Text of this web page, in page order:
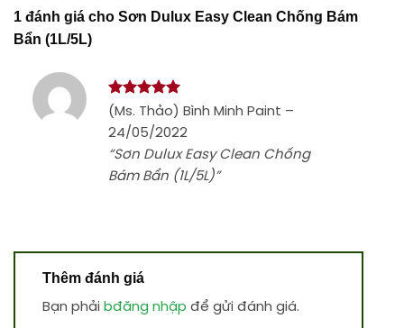
1 đánh giá cho Sơn Dulux Easy Clean Chống Bám
Bẩn (1L/5L)
Được xếp
hạng
5
sao
(Ms. Thảo) Bình Minh Paint –
24/05/2022
“Sơn Dulux Easy Clean Chống
Bám Bẩn (1L/5L)”
Thêm đánh giá
Bạn phải bđăng nhập để gửi đánh giá.